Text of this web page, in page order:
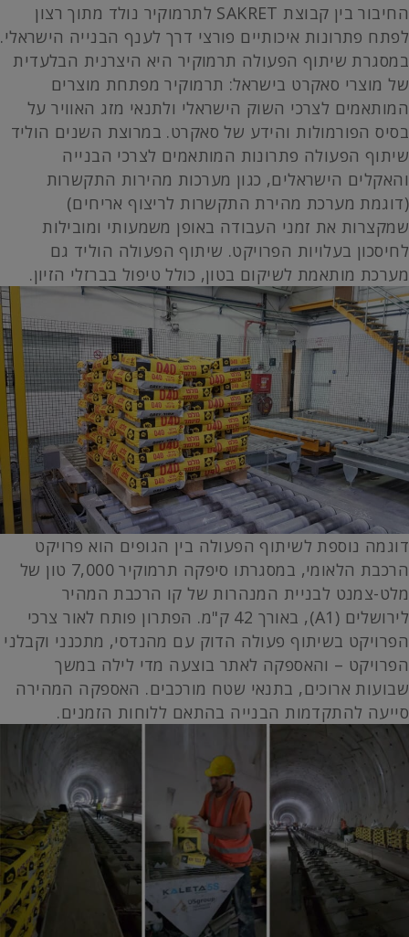
החיבור בין קבוצת SAKRET לתרמוקיר נולד מתוך רצון
לפתח פתרונות איכותיים פורצי דרך לענף הבנייה הישראלי.
במסגרת שיתוף הפעולה תרמוקיר היא היצרנית הבלעדית
של מוצרי סאקרט בישראל: תרמוקיר מפתחת מוצרים
המותאמים לצרכי השוק הישראלי ולתנאי מזג האוויר על
בסיס הפורמולות והידע של סאקרט. במרוצת השנים הוליד
שיתוף הפעולה פתרונות המותאמים לצרכי הבנייה
והאקלים הישראלים, כגון מערכות מהירות התקשרות
(דוגמת מערכת מהירת התקשרות לריצוף אריחים)
שמקצרות את זמני העבודה באופן משמעותי ומובילות
לחיסכון בעלויות הפרויקט. שיתוף הפעולה הוליד גם
מערכת מותאמת לשיקום בטון, כולל טיפול בברזלי הזיון.
דוגמה נוספת לשיתוף הפעולה בין הגופים הוא פרויקט
הרכבת הלאומי, במסגרתו סיפקה תרמוקיר 7,000 טון של
מלט-צמנט לבניית המנהרות של קו הרכבת המהיר
לירושלים (A1), באורך 42 ק"מ. הפתרון פותח לאור צרכי
הפרויקט בשיתוף פעולה הדוק עם מהנדסי, מתכנני וקבלני
הפרויקט – והאספקה לאתר בוצעה מדי לילה במשך
שבועות ארוכים, בתנאי שטח מורכבים. האספקה המהירה
סייעה להתקדמות הבנייה בהתאם ללוחות הזמנים.